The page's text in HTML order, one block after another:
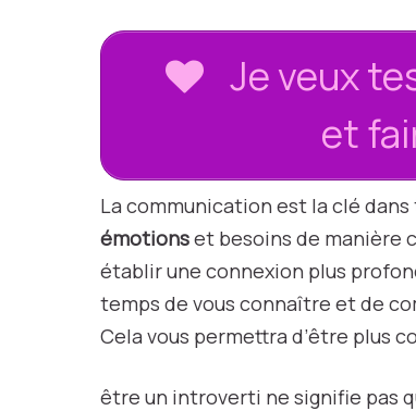
Je veux
et
La communication est la clé
émotionset besoins de manière
établir une connexion plus
temps de vous connaître et de
Cela vous permettra d’être plus
être un introverti ne signifie pas